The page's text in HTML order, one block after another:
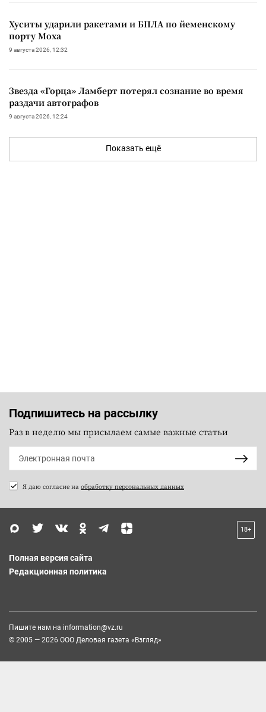
Хуситы ударили ракетами и БПЛА по йеменскому
порту Моха
9 августа 2026, 12:32
Звезда «Горца» Ламберт потерял сознание во время
раздачи автографов
9 августа 2026, 12:24
Показать ещё
Подпишитесь на рассылку
Раз в неделю мы присылаем самые важные статьи
Я даю согласие на обработку персональных данных
18+
Полная версия сайта
Редакционная политика
Пишите нам на information@vz.ru
© 2005 — 2026 ООО Деловая газета «Взгляд»